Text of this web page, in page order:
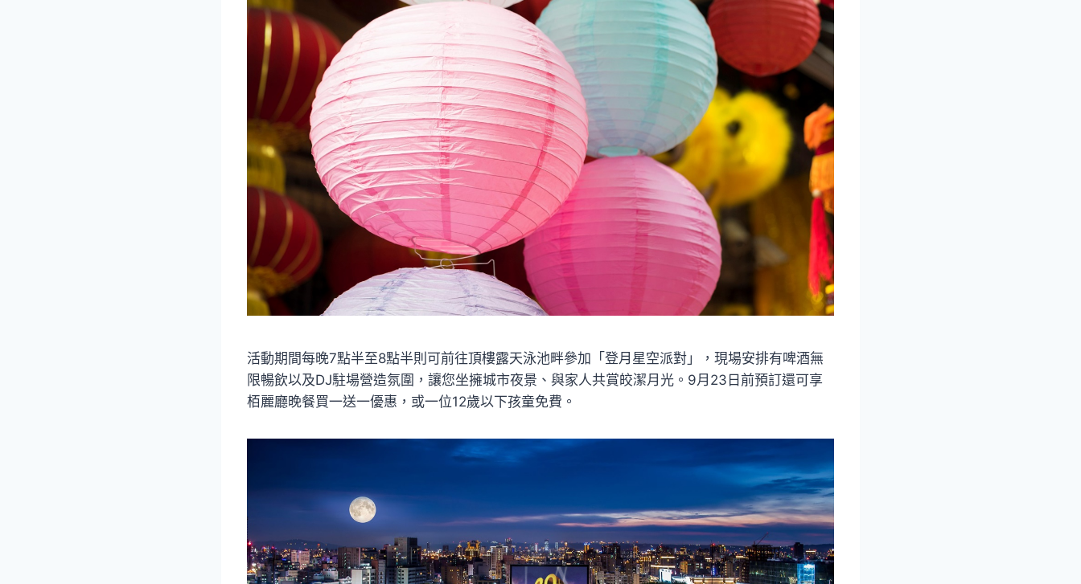
活動期間每晚7點半至8點半則可前往頂樓露天泳池畔參加「登月星空派對」，現場安排有啤酒無
限暢飲以及DJ駐場營造氛圍，讓您坐擁城市夜景、與家人共賞皎潔月光。9月23日前預訂還可享
栢麗廳晚餐買一送一優惠，或一位12歲以下孩童免費。